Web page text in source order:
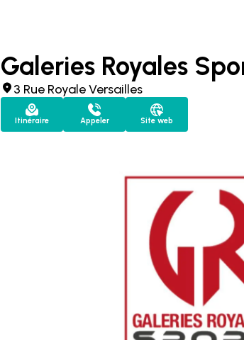
Galeries Royales
3 Rue Royale Versailles
Itinéraire Appeler Site web